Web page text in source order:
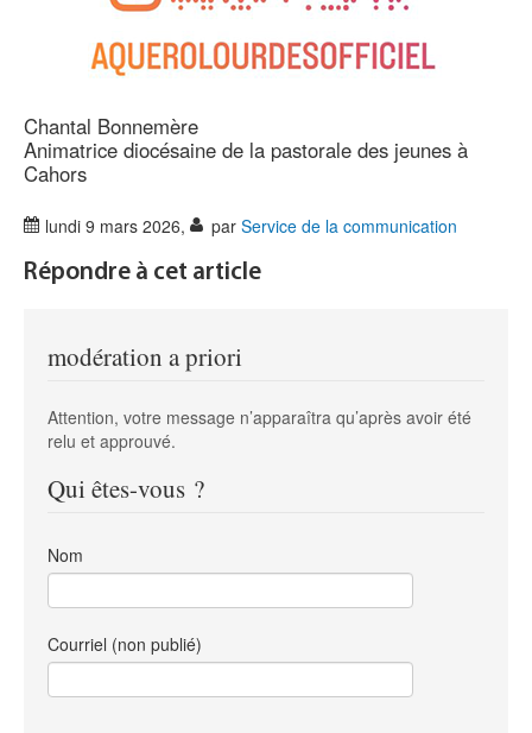
Chantal Bonnemère
Animatrice diocésaine de la pastorale des jeunes à
Cahors
lundi 9 mars 2026, par Service de la communication
Répondre à cet article
modération a priori
Attention, votre message n’apparaîtra qu’après avoir été
relu et approuvé.
Qui êtes-vous ?
Nom
Courriel (non publié)